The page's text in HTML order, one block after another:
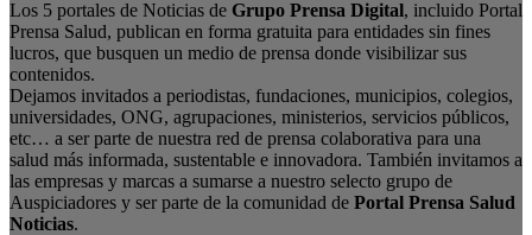
Los 5 portales de Noticias de Grupo Prensa Digital, incluido Portal
Prensa Salud, publican en forma gratuita para entidades sin fines
lucros, que busquen un medio de prensa donde visibilizar sus
contenidos.
Dejamos invitados a periodistas, fundaciones, municipios, colegios,
universidades, ONG, agrupaciones, ministerios, servicios públicos,
etc… a ser parte de nuestra red de prensa colaborativa para una
salud más informada, sustentable e innovadora. También invitamos a
las empresas y marcas a sumarse a nuestro selecto grupo de
Auspiciadores y ser parte de la comunidad de Portal Prensa Salud
Noticias.